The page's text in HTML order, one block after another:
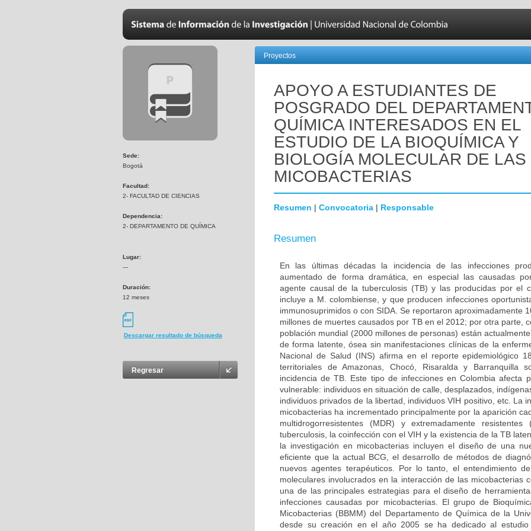
Sede:
Bogotá
Facultad:
2- FACULTAD DE CIENCIAS
Dependencia:
2- DEPARTAMENTO DE QUÍMICA
Lugar:
---
Duración:
12 meses
Descargar resultado de búsqueda
Regresar
Proyectos
APOYO A ESTUDIANTES DE
POSGRADO DEL
QUÍMICA INTERESADOS EN EL
ESTUDIO DE LA BIOQUÍMICA Y
BIOLOGÍA MOLECULAR DE LAS
MICOBACTERIAS
Resumen | Convocatoria | Responsable
Resumen
En las últimas décadas la incidencia de las infecciones
aumentado de forma dramática, en especial las causadas
agente causal de la tuberculosis (TB) y las producidas por el
incluye a M. colombiense, y que producen infecciones
immunosuprimidos o con SIDA. Se reportaron aproximadamente
millones de muertes causados por TB en el 2012; por otra parte,
población mundial (2000 millones de personas) están
de forma latente, ósea sin manifestaciones clínicas de la
Nacional de Salud (INS) afirma en el reporte epidemiológico
territoriales de Amazonas, Chocó, Risaralda y Barranquilla
incidencia de TB. Este tipo de infecciones en Colombia afecta
vulnerable: individuos en situación de calle, desplazados,
individuos privados de la libertad, individuos VIH positivo, etc. La
micobacterias ha incrementado principalmente por la aparición
multidrogorresistentes (MDR) y extremadamente
tuberculosis, la coinfección con el VIH y la existencia de la TB
la investigación en micobacterias incluyen el diseño de una
eficiente que la actual BCG, el desarrollo de métodos de
nuevos agentes terapéuticos. Por lo tanto, el entendimiento
moleculares involucrados en la interacción de las micobacterias
una de las principales estrategias para el diseño de
infecciones causadas por micobacterias. El grupo de
Micobacterias (BBMM) del Departamento de Química de la
desde su creación en el año 2005 se ha dedicado al estudio